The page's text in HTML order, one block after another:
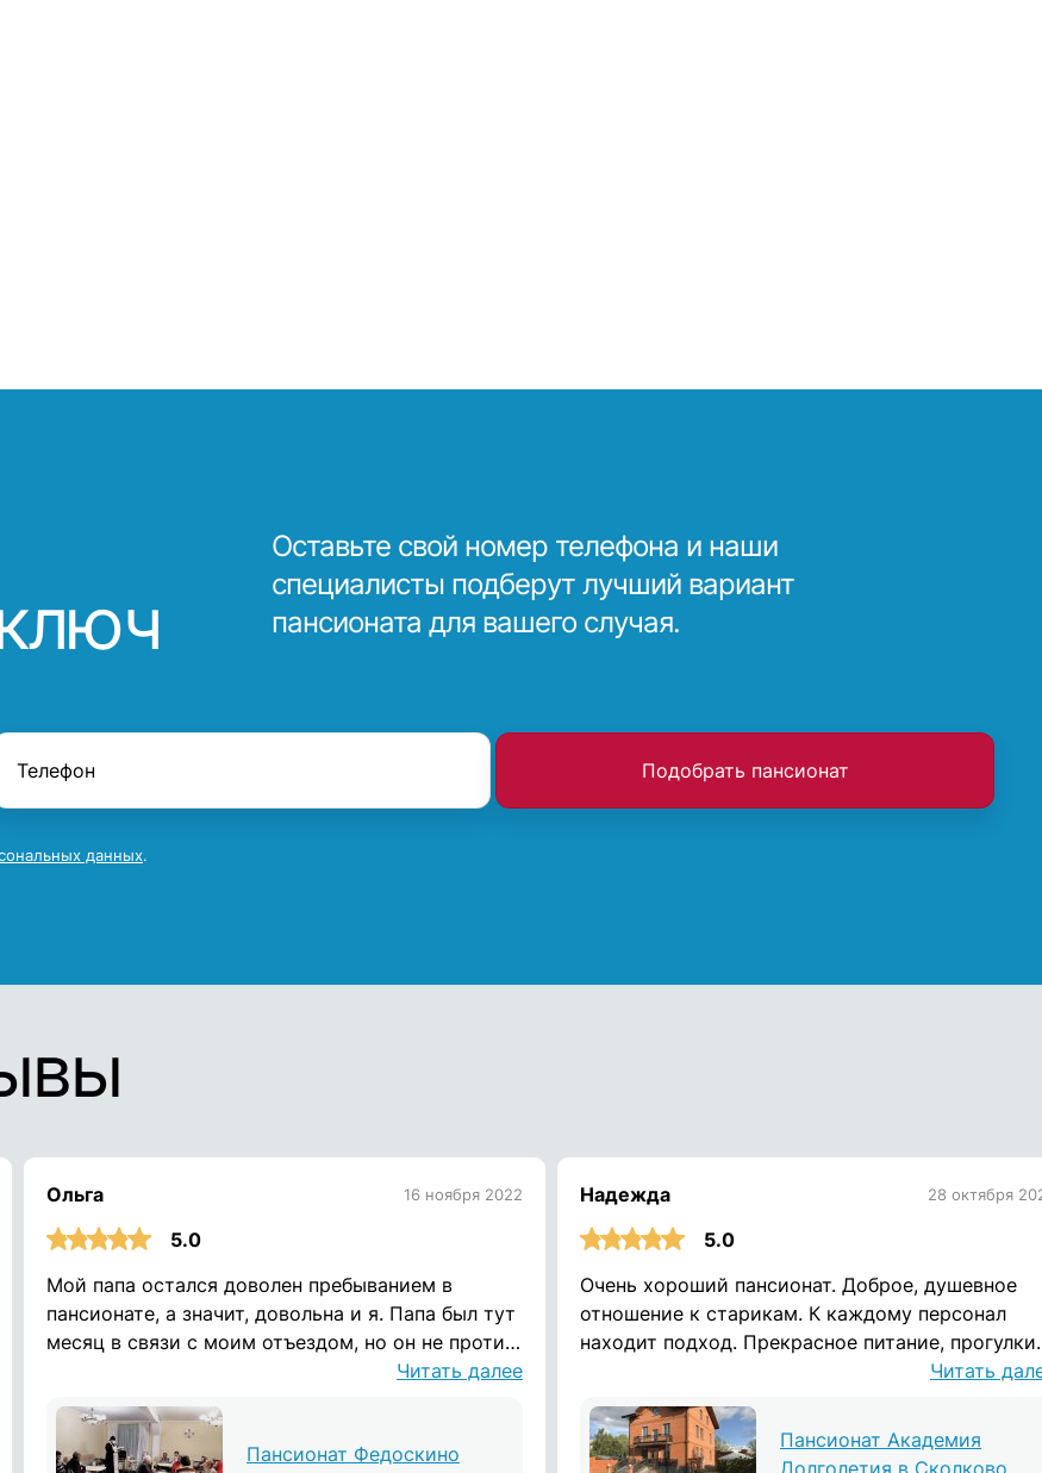
Оставьте свой номер телефона и наши
специалисты подберут лучший вариант
пансионата для вашего случая.
Подобрать пансионат
данных.
Ольга 16 ноября 2022
5.0
Мой папа остался доволен пребыванием в
пансионате, а значит, довольна и я. Папа был тут
месяц в связи с моим отъездом, но он не против,
тут жить и дальше. Спасибо вам за теплуюЧитать далее
Пансионат Федоскино
Надежда 28 октября
5.0
Очень хороший пансионат. Доброе, душевное
отношение к старикам. К каждому персонал
находит подход. Прекрасное питание, прогулки.
Читать
Пансионат Академия
Долголетия в Сколково